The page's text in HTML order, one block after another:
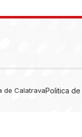
de CalatravaPolitica